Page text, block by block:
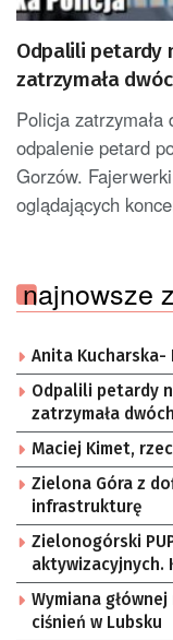
Odpalili petardy
zatrzymała
Policja
odpalenie petard
Gorzów.
oglądających
najnowsze
Anita Kucharska-
Odpalili petardy
zatrzymała
Maciej Kimet,
Zielona Góra z
infrastrukturę
Zielonogórski
aktywizacyjnych.
Wymiana
ciśnień w Lubsku